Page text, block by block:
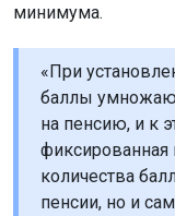
минимума.
«При
баллы
на пенсию, и к
фиксированная
количества
пенсии, но и